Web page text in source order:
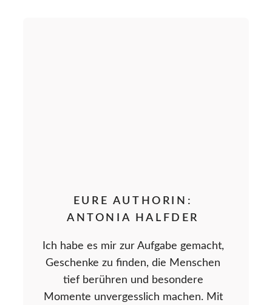
EURE AUTHORIN:
ANTONIA HALFDER
Ich habe es mir zur Aufgabe gemacht,
Geschenke zu finden, die Menschen
tief berühren und besondere
Momente unvergesslich machen. Mit